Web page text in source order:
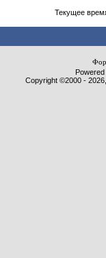
Текущее
Copyright ©2000 -